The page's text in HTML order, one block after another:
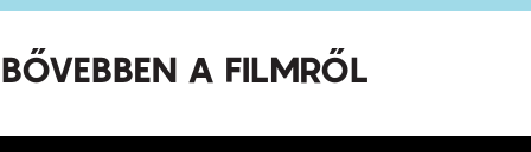
BŐVEBBEN A FILMRŐL